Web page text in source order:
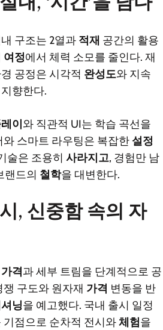
구조는 2열과 적재 공간의 활용
여정에서 체력 소모를 줄인다. 재
공정은 시각적 완성도와 지속
향한다.
이 와 직관적 UI는 학습 곡선을
와 스마트 라우팅은 복잡한설정
술은 조용히 사라지고, 경험만 남
랜드의 철학을 대변한다.
, 신중함 속의 자
가격과 세부 트림을 단계적으로 공
쟁 구도와 원자재 가격 변동을 반
닝을 예고했다. 국내 출시 일정
기점으로 순차적 전시와체험을